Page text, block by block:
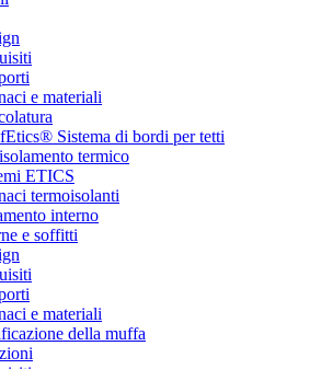
e materiali
Sistema di bordi per tetti
termico
ETICS
termoisolanti
interno
e soffitti
e materiali
della muffa